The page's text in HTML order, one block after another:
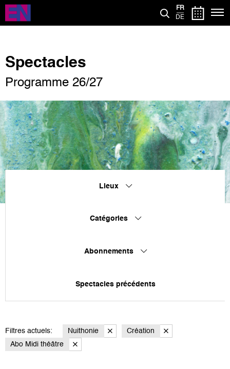
Aller
contenu
FR
DE
Spectacles
Programme 26/27
Lieux
Catégories
Abonnements
Spectacles précédents
Filtres actuels: Nuithonie
Création
Abo Midi théâtre